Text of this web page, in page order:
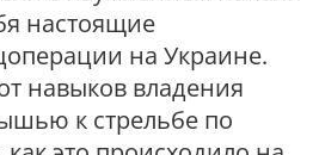
настоящие
на Украине.
навыков владения
к стрельбе по